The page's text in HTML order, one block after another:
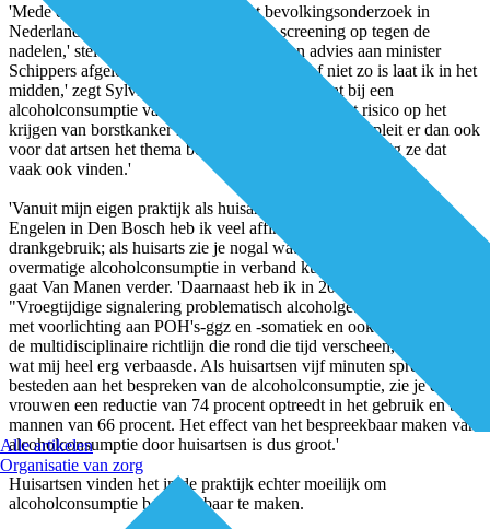
Alle artikelen
Organisatie van zorg
'Mede dankzij de organisatie van het bevolkingsonderzoek in
Nederland wegen de voordelen van de screening op tegen de
nadelen,' stelde de Gezondheidsraad in een advies aan minister
Schippers afgelopen januari. 'Of dit nu wel of niet zo is laat ik in het
midden,' zegt Sylvia van Manen, 'maar feit is dat bij een
alcoholconsumptie van wekelijks negen glazen het risico op het
krijgen van borstkanker met 15 procent toeneemt. Ik pleit er dan ook
voor dat artsen het thema bespreekbaar maken, hoe lastig ze dat
vaak ook vinden.'
'Vanuit mijn eigen praktijk als huisarts bij Huisartsenpraktijk
Engelen in Den Bosch heb ik veel affiniteit met het thema
drankgebruik; als huisarts zie je nogal wat klachten die met een
overmatige alcoholconsumptie in verband kunnen worden gebracht,'
gaat Van Manen verder. 'Daarnaast heb ik in 2008 de pilot
"Vroegtijdige signalering problematisch alcoholgebruik" gedraaid
met voorlichting aan POH's-ggz en -somatiek en ook assistentes. In
de multidisciplinaire richtlijn die rond die tijd verscheen, stond iets
wat mij heel erg verbaasde. Als huisartsen vijf minuten spreekuurtijd
besteden aan het bespreken van de alcoholconsumptie, zie je dat bij
vrouwen een reductie van 74 procent optreedt in het gebruik en bij
mannen van 66 procent. Het effect van het bespreekbaar maken van
alcoholconsumptie door huisartsen is dus groot.'
Huisartsen vinden het in de praktijk echter moeilijk om
alcoholconsumptie bespreekbaar te maken.